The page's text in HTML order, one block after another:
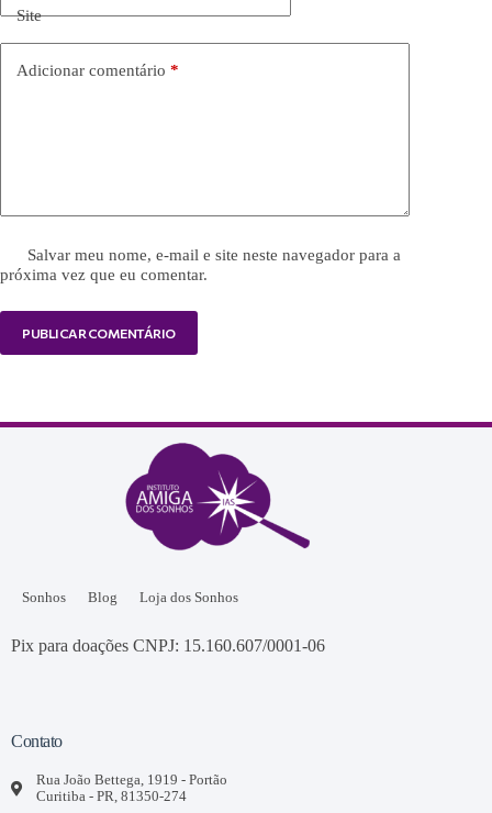
Site
Adicionar comentário *
Salvar meu nome, e-mail e site neste navegador para a
próxima vez que eu comentar.
PUBLICAR COMENTÁRIO
Sonhos Blog Loja dos Sonhos
Pix para doações CNPJ: 15.160.607/0001-06
Contato
Rua João Bettega, 1919 - Portão
Curitiba - PR, 81350-274